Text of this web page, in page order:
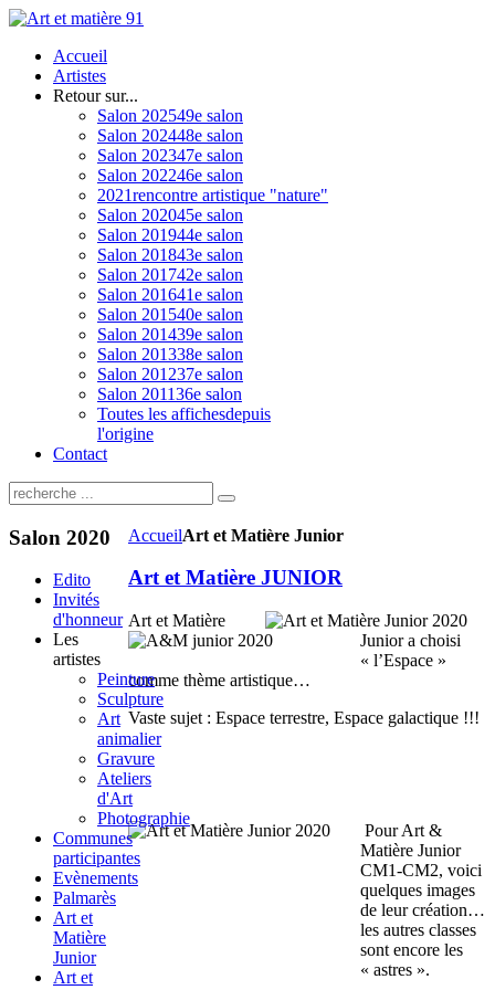
Accueil
Artistes
Retour sur...
Salon 202549e salon
Salon 202448e salon
Salon 202347e salon
Salon 202246e salon
2021rencontre artistique "nature"
Salon 202045e salon
Salon 201944e salon
Salon 201843e salon
Salon 201742e salon
Salon 201641e salon
Salon 201540e salon
Salon 201439e salon
Salon 201338e salon
Salon 201237e salon
Salon 201136e salon
Toutes les affichesdepuis
l'origine
Contact
AccueilArt et Matière Junior
Art et Matière JUNIOR
Art et Matière
Junior a choisi
« l’Espace »
comme thème artistique…
Vaste sujet : Espace terrestre, Espace galactique !!!
Pour Art &
Matière Junior
CM1-CM2, voici
quelques images
de leur création…
les autres classes
sont encore les
« astres ».
Salon 2020
Edito
Invités
d'honneur
Les
artistes
Peinture
Sculpture
Art
animalier
Gravure
Ateliers
d'Art
Photographie
Communes
participantes
Evènements
Palmarès
Art et
Matière
Junior
Art et